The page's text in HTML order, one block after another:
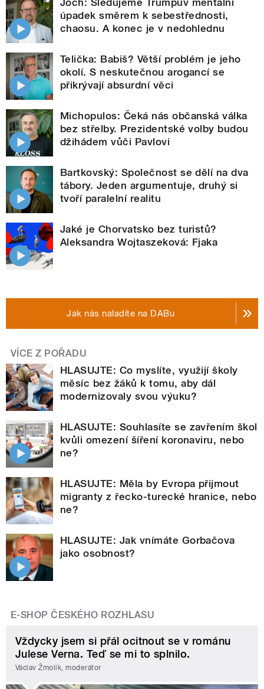
úpadek směrem k sebestřednosti,
chaosu. A konec je v nedohlednu
Telička: Babiš? Větší problém je jeho
okolí. S neskutečnou arogancí se
přikrývají absurdní věci
Michopulos: Čeká nás občanská válka
bez střelby. Prezidentské volby budou
džihádem vůči Pavlovi
Bartkovský: Společnost se dělí na dva
tábory. Jeden argumentuje, druhý si
tvoří paralelní realitu
Jaké je Chorvatsko bez turistů?
Aleksandra Wojtaszeková: Fjaka
Jak nás naladíte na DABu
VÍCE Z POŘADU
HLASUJTE: Co myslíte, využijí školy
měsíc bez žáků k tomu, aby dál
modernizovaly svou výuku?
HLASUJTE: Souhlasíte se zavřením škol
kvůli omezení šíření koronaviru, nebo
ne?
HLASUJTE: Měla by Evropa přijmout
migranty z řecko-turecké hranice, nebo
ne?
HLASUJTE: Jak vnímáte Gorbačova
jako osobnost?
E-SHOP ČESKÉHO ROZHLASU
Vždycky jsem si přál ocitnout se v románu
Julese Verna. Teď se mi to splnilo.
Václav Žmolík, moderátor